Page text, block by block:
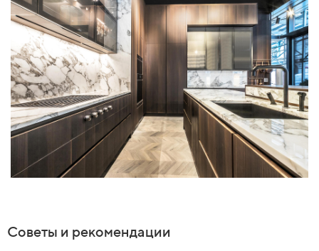
Советы и рекомендации